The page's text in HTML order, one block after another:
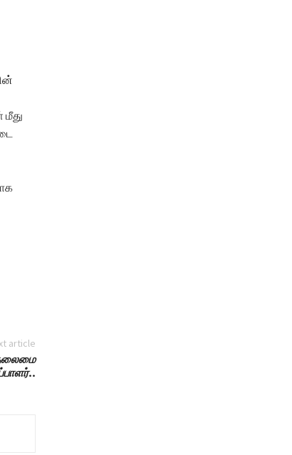
article
..